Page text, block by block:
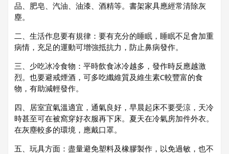
品、肥皂、汽油、油漆、酒精等。書架家具應經常清除灰
塵。
二、生活作息要有規律：要有充分的睡眠，睡眠不足會加重
病情，充足的運動可增強抵抗力，防止鼻病發作。
三、少吃冰冷食物：平時飲食冰冷越多，發作時反應越激
烈。也要避戒煙酒，可多吃纖維質及維生素C較豐富的食
物，有助減輕發作。
四、居室宜氣溫適宜，通氣良好，早晨起床不要受涼，天冷
時甚至可在被窩穿好衣服再下床。夏天在冷氣房加件外衣。
在灰塵較多的環境，應戴口罩。
五、玩具方面：盡量避免塑料及橡膠製作，以免過敏，也不